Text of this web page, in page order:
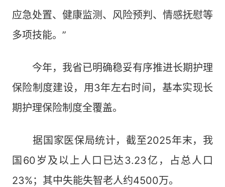
应急处置、健康监测、风险预判、情感抚慰等
多项技能。”
今年，我省已明确稳妥有序推进长期护理
保险制度建设，用3年左右时间，基本实现长
期护理保险制度全覆盖。
据国家医保局统计，截至2025年末，我
国60岁及以上人口已达3.23亿，占总人口
23%；其中失能失智老人约4500万。